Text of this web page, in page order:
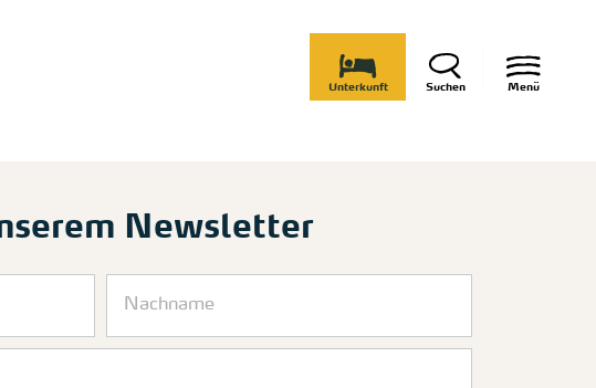
Menü
Suchen
Unterkunft
Newsletter